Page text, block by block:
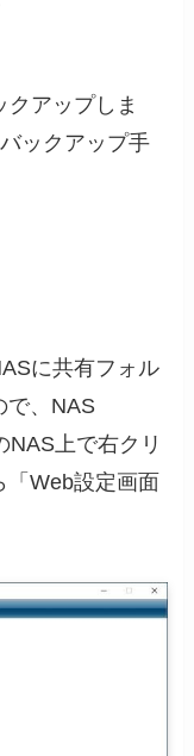
アップしま
ックアップ手
に共有フォル
で、NAS
NAS上で右クリ
「Web設定画面